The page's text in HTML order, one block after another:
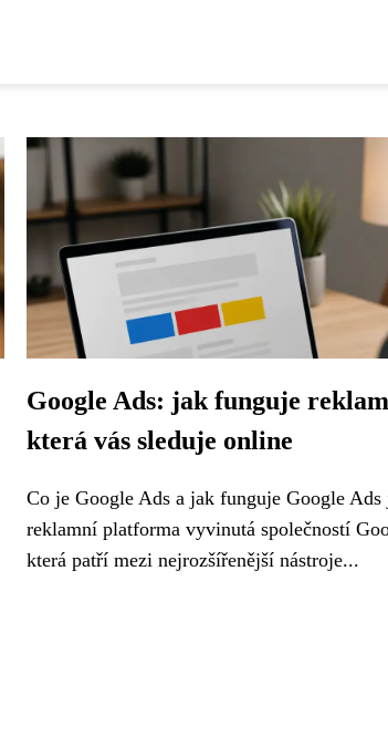
Google Ads: jak funguje
která vás sleduje online
Co je Google Ads a jak funguje Google Ads
reklamní platforma vyvinutá společností
která patří mezi nejrozšířenější nástroje...